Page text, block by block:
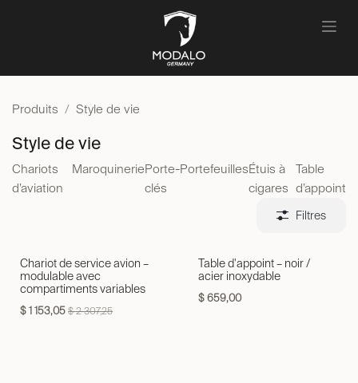
Produits Style de vie
Style de vie
Chariots
d’aviation
MaroquineriePorte-
clés
PortefeuillesÉtuis à
cigares
Table
d’appoint
Filtres
Chariot de service avion –
modulable avec
compartiments variables
$1 153,05 $2 307,25
Table d'appoint – noir /
acier inoxydable
$659,00